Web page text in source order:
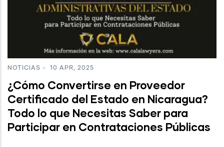
NOTICIAS - 10 APR, 2025
¿Cómo Convertirse en Proveedor
Certificado del Estado en Nicaragua?
Todo lo que Necesitas Saber para
Participar en Contrataciones Públicas